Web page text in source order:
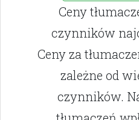
Ceny
czynników
Ceny za
zależne od
czynników.